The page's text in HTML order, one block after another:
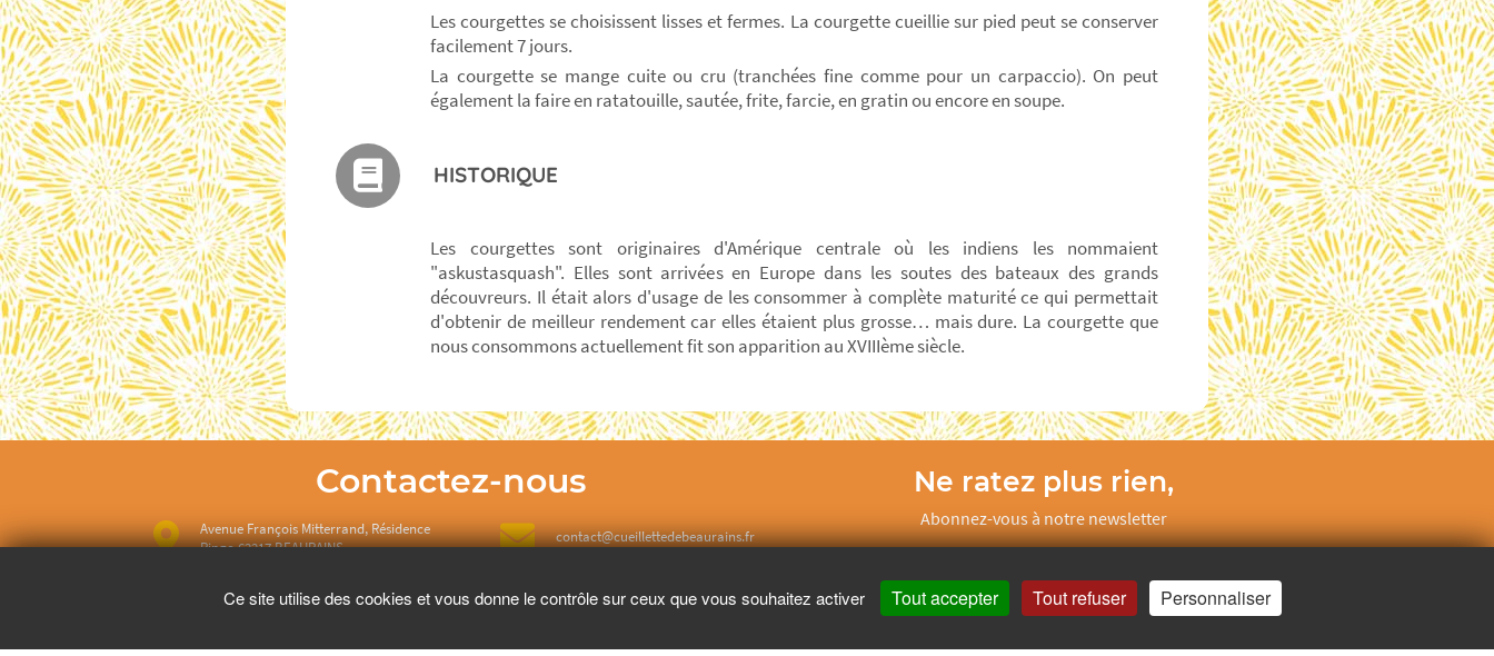
Les courgettes se choisissent lisses et fermes. La courgette cueillie sur pied peut se conserver
facilement 7 jours.
La courgette se mange cuite ou cru (tranchées fine comme pour un carpaccio). On peut
également la faire en ratatouille, sautée, frite, farcie, en gratin ou encore en soupe.
HISTORIQUE
Les courgettes sont originaires d'Amérique centrale où les indiens les nommaient
"askustasquash". Elles sont arrivées en Europe dans les soutes des bateaux des grands
découvreurs. Il était alors d'usage de les consommer à complète maturité ce qui permettait
d'obtenir de meilleur rendement car elles étaient plus grosse… mais dure. La courgette que
nous consommons actuellement fit son apparition au XVIIIème siècle.
Contactez-nous
Avenue François Mitterrand, Résidence
Ringo 62217 BEAURAINS
contact@cueillettedebeaurains.fr
07 49 56 40 87
Ne ratez plus rien,
Abonnez-vous à notre newsletter
Ce site utilise des cookies et vous donne le contrôle sur ceux que vous souhaitez activer Tout accepter Tout refuser Personnaliser